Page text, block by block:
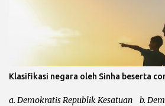
Klasifikasi negara oleh Sinha beserta
a. Demokratis Republik Kesatuan b.